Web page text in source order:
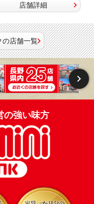
店舗詳細
の店舗一覧
の強い味方